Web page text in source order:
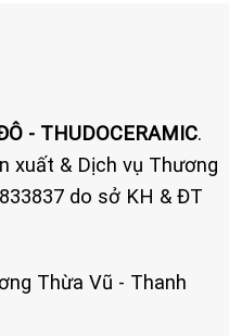
- THUDOCERAMIC.
xuất & Dịch vụ Thương
do sở KH & ĐT
Thừa Vũ - Thanh